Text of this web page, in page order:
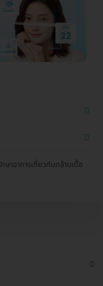
ษาอาการเกี่ยวกับกล้ามเนื้อ